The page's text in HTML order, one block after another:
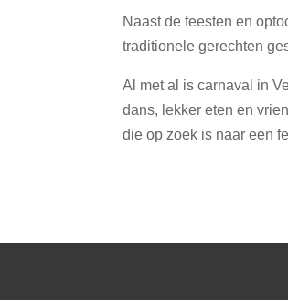
Naast de feesten en
traditionele gerechten
Al met al is carnaval in
dans, lekker eten en
die op zoek is naar een